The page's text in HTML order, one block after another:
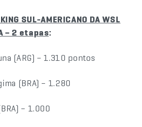
SUL-AMERICANO DA WSL
– 2 etapas:
(ARG) – 1.310 pontos
(BRA) – 1.280
– 1.000